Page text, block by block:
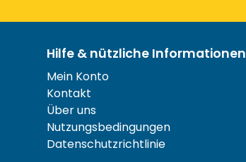
Hilfe & nützliche Informationen
Mein Konto
Kontakt
Über uns
Nutzungsbedingungen
Datenschutzrichtlinie